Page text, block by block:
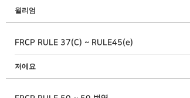
윌리엄
FRCP RULE 37(C) ~ RULE45(e)
저에요